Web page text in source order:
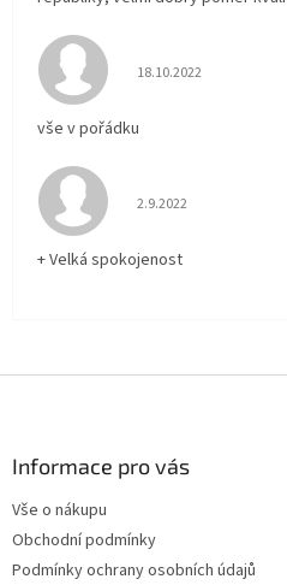
Hodnocení obchodu
18.10.2022
vše v pořádku
Hodnocení obchodu
2.9.2022
+ Velká spokojenost
Informace pro vás
Vše o nákupu
Obchodní podmínky
Podmínky ochrany osobních údajů